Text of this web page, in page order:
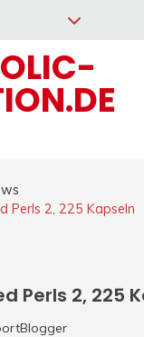
Perls 2, 225 Kapseln
Perls 2, 225